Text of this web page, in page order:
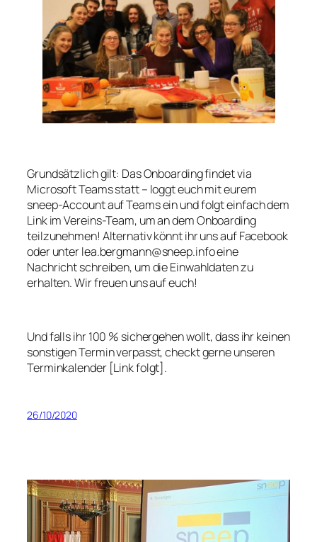
Grundsätzlich gilt: Das Onboarding findet via
Microsoft Teams statt – loggt euch mit eurem
sneep-Account auf Teams ein und folgt einfach dem
Link im Vereins-Team, um an dem Onboarding
teilzunehmen! Alternativ könnt ihr uns auf Facebook
oder unter lea.bergmann@sneep.info eine
Nachricht schreiben, um die Einwahldaten zu
erhalten. Wir freuen uns auf euch!
Und falls ihr 100 % sichergehen wollt, dass ihr keinen
sonstigen Termin verpasst, checkt gerne unseren
Terminkalender [Link folgt].
26/10/2020